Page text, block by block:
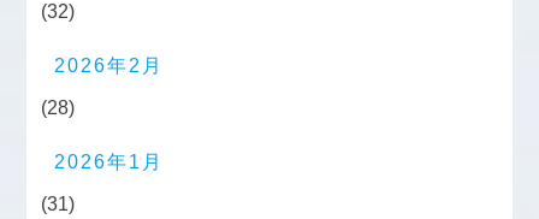
(32)
2026年2月
(28)
2026年1月
(31)